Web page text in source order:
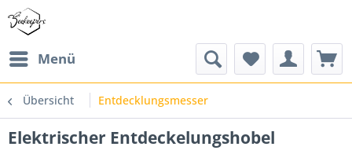
Menü
Übersicht Entdecklungsmesser
Elektrischer Entdeckelungshobel